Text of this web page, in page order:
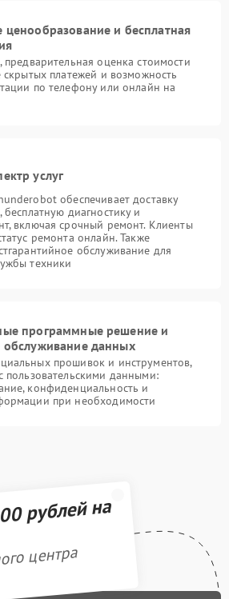
ценообразование и бесплатная
предварительная оценка стоимости
скрытых платежей и возможность
по телефону или онлайн на
услуг
обеспечивает доставку
диагностику и
включая срочный ремонт. Клиенты
ремонта онлайн. Также
обслуживание для
техники
программные решение и
обслуживание данных
прошивок и инструментов,
пользовательскими данными:
конфиденциальность и
при необходимости
рублей на
центра